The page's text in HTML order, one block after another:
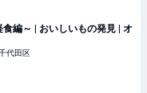
編～ | おいしいもの発見 | オ
代田区